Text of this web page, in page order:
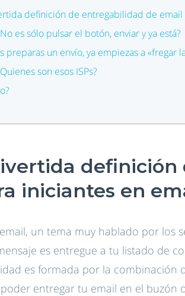
definición de entregabilidad de
es sólo pulsar el botón, enviar y ya está?
preparas un envío, ya empiezas a «fregar
son esos ISPs?
iniciantes en
un tema muy hablado por los
es entregue a tu listado de
es formada por la combinación
entregar tu email en el buzón